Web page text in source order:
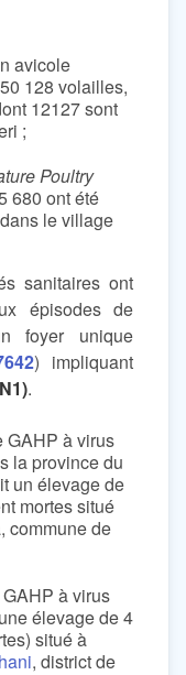
avicole
128 volailles,
12127 sont
;
Poultry
680 ont été
le village
sanitaires ont
épisodes de
foyer unique
) impliquant
.
GAHP à virus
la province du
un élevage de
mortes situé
commune de
à virus
élevage de 4
situé à
, district de